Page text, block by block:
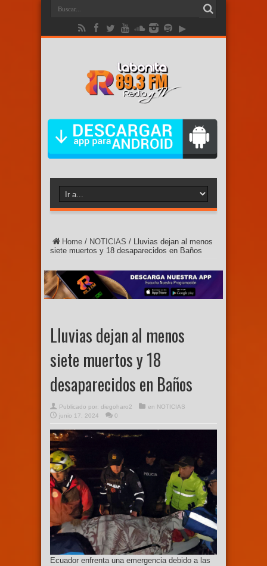
Home / NOTICIAS / Lluvias dejan al menos
siete muertos y 18 desaparecidos en Baños
Lluvias dejan al menos
siete muertos y 18
desaparecidos en Baños
Publicado por: diegoharo2 en NOTICIAS
junio 17, 2024
0
Ecuador enfrenta una emergencia debido a las